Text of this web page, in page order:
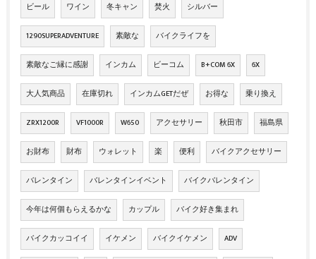
ビール ワイン 冬キャン 焚火 シルバー
1290SUPERADVENTURE 素敵な バイクライフを
素敵なご縁に感謝 インカム ビーコム B+COM 6X 6X
大人気商品 在庫切れ インカムGETだぜ お得な 乗り換え
ZRX1200R VF1000R W650 アクセサリー 秋田市 福島県
お財布 財布 ウォレット 楽 便利 バイクアクセサリー
バレンタイン バレンタインイベント バイクバレンタイン
今年は何個もらえるかな カップル バイク好き集まれ
バイクカッコイイ イケメン バイクイケメン ADV